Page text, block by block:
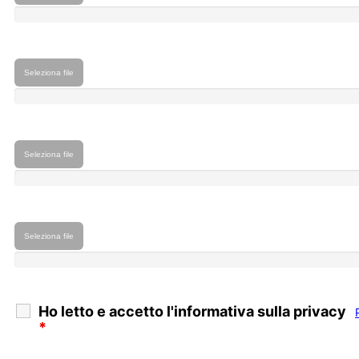
Seleziona file
Seleziona file
Seleziona file
Ho letto e accetto l'informativa sulla privacy
*